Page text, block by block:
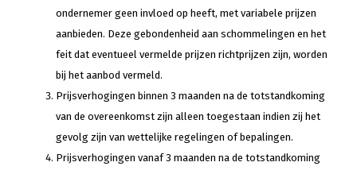
ondernemer geen invloed op heeft, met variabele prijzen
aanbieden. Deze gebondenheid aan schommelingen en het
feit dat eventueel vermelde prijzen richtprijzen zijn, worden
bij het aanbod vermeld.
Prijsverhogingen binnen 3 maanden na de totstandkoming
van de overeenkomst zijn alleen toegestaan indien zij het
gevolg zijn van wettelijke regelingen of bepalingen.
Prijsverhogingen vanaf 3 maanden na de totstandkoming